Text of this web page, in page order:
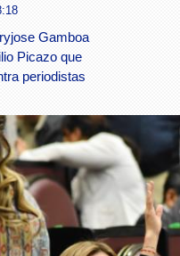
Gamboa
Picazo que
periodistas